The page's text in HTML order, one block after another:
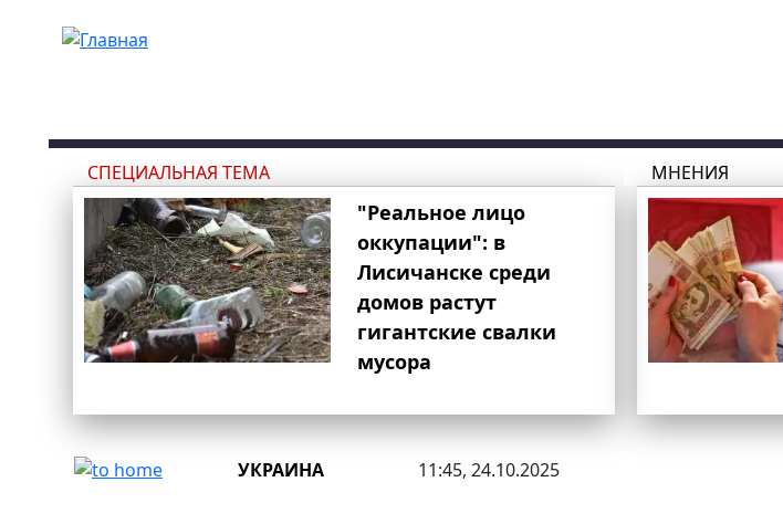
СПЕЦИАЛЬНАЯ ТЕМА
"Реальное лицо
оккупации": в
Лисичанске среди
домов растут
гигантские свалки
мусора
МНЕНИЯ
УКРАИНА 11:45, 24.10.2025